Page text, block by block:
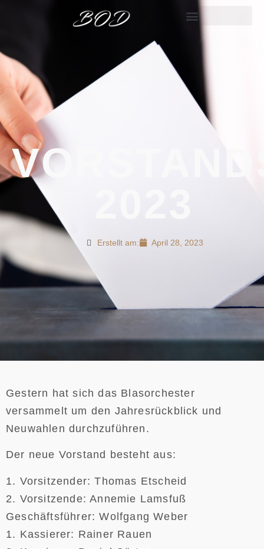
Erstellt am: April 28, 2023
Gestern hat sich das Blasorchester
versammelt um den Jahresrückblick und
Neuwahlen durchzuführen.
Der neue Vorstand besteht aus:
1. Vorsitzender: Thomas Etscheid
2. Vorsitzende: Annemie Lamsfuß
Geschäftsführer: Wolfgang Weber
1. Kassierer: Rainer Rauen